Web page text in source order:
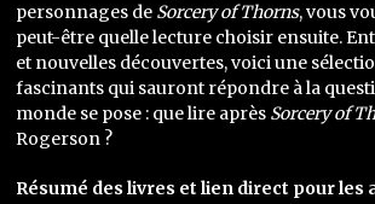
personnages de Sorcery of Thorns, vous
peut-être quelle lecture choisir ensuite.
et nouvelles découvertes, voici une
fascinants qui sauront répondre à la
monde se pose : que lire après Sorcery of
Rogerson ?
Résumé des livres et lien direct pour les